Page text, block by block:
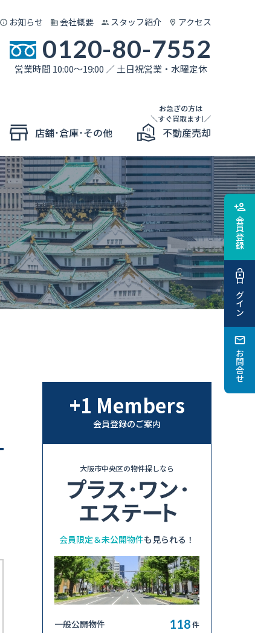
お知らせ 会社概要 スタッフ紹介 アクセス
0120-80-7552
営業時間 10:00～19:00 ／ 土日祝営業・水曜定休
+1 Members
会員登録のご案内
大阪市中央区の物件探しなら
会員限定＆未公開物件も見られる！
一般公開物件 118件
会員登録
ログイン
お問合せ